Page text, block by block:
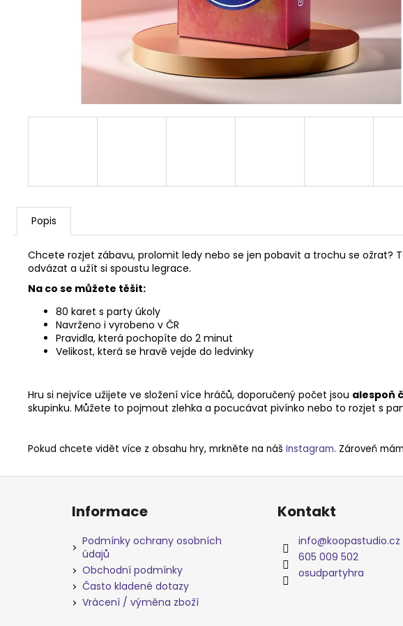
Popis
Chcete rozjet zábavu, prolomit ledy nebo se jen pobavit a trochu se ožrat?
odvázat a užít si spoustu legrace.
Na co se můžete těšit:
80 karet s party úkoly
Navrženo i vyrobeno v ČR
Pravidla, která pochopíte do 2 minut
Velikost, která se hravě vejde do ledvinky
Hru si nejvíce užijete ve složení více hráčů, doporučený počet jsou alespoň
skupinku. Můžete to pojmout zlehka a pocucávat pivínko nebo to rozjet s
Pokud chcete vidět více z obsahu hry, mrkněte na náš Instagram. Zároveň
Z
Informace
Podmínky ochrany osobních
údajů
Obchodní podmínky
Často kladené dotazy
Vrácení / výměna zboží
Kontakt
info@koopastudio.cz
605 009 502
osudpartyhra